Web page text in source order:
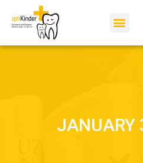
JANUARY